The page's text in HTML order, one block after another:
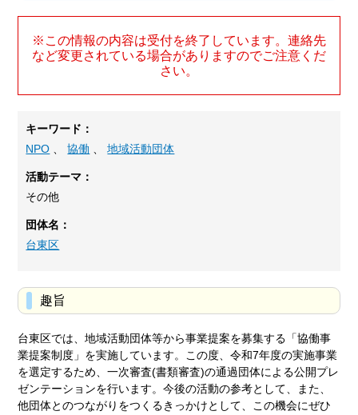
※この情報の内容は受付を終了しています。連絡先
など変更されている場合がありますのでご注意くだ
さい。
キーワード：
NPO 、協働 、地域活動団体
活動テーマ：
その他
団体名：
台東区
趣旨
台東区では、地域活動団体等から事業提案を募集する「協働事
業提案制度」を実施しています。この度、令和7年度の実施事業
を選定するため、一次審査(書類審査)の通過団体による公開プレ
ゼンテーションを行います。今後の活動の参考として、また、
他団体とのつながりをつくるきっかけとして、この機会にぜひ